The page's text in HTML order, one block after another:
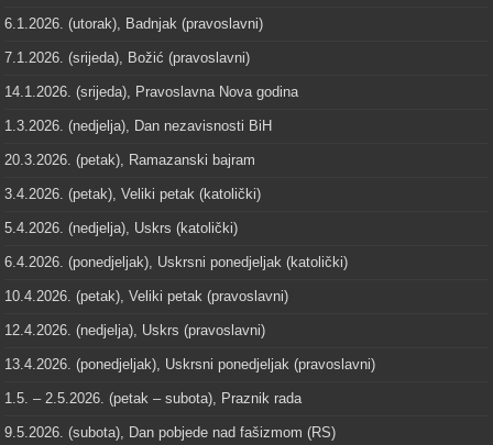
6.1.2026. (utorak), Badnjak (pravoslavni)
7.1.2026. (srijeda), Božić (pravoslavni)
14.1.2026. (srijeda), Pravoslavna Nova godina
1.3.2026. (nedjelja), Dan nezavisnosti BiH
20.3.2026. (petak), Ramazanski bajram
3.4.2026. (petak), Veliki petak (katolički)
5.4.2026. (nedjelja), Uskrs (katolički)
6.4.2026. (ponedjeljak), Uskrsni ponedjeljak (katolički)
10.4.2026. (petak), Veliki petak (pravoslavni)
12.4.2026. (nedjelja), Uskrs (pravoslavni)
13.4.2026. (ponedjeljak), Uskrsni ponedjeljak (pravoslavni)
1.5. – 2.5.2026. (petak – subota), Praznik rada
9.5.2026. (subota), Dan pobjede nad fašizmom (RS)